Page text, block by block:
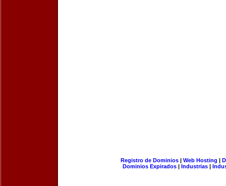
Registro de Dominios| Web Hosting |
Dominios Expirados | Industrias |